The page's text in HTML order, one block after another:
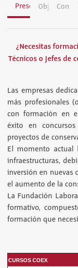
Presentación
Objetivos
¿Necesitas
Técnicos o Jefes de
Las empresas
más profesionales
con formación en
éxito en
proyectos de
El momento actual
infraestructuras,
inversión en nuevas
el aumento de la
La Fundación
formativo,
formación que
CURSOS COEX